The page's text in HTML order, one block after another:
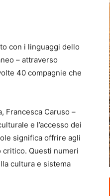
con i linguaggi dello
– attraverso
40 compagnie che
Francesca Caruso –
e l’accesso dei
significa offrire agli
Questi numeri
cultura e sistema